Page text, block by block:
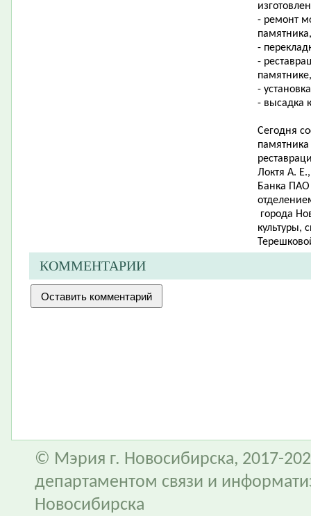
- ремонт
памятника,
-
-
-
- высадка
Сегодня
Локтя А.
Банка
города
культуры,
КОММЕНТАРИИ
© Мэрия г. Новосибирска, 2017-
департаментом связи и
Новосибирска